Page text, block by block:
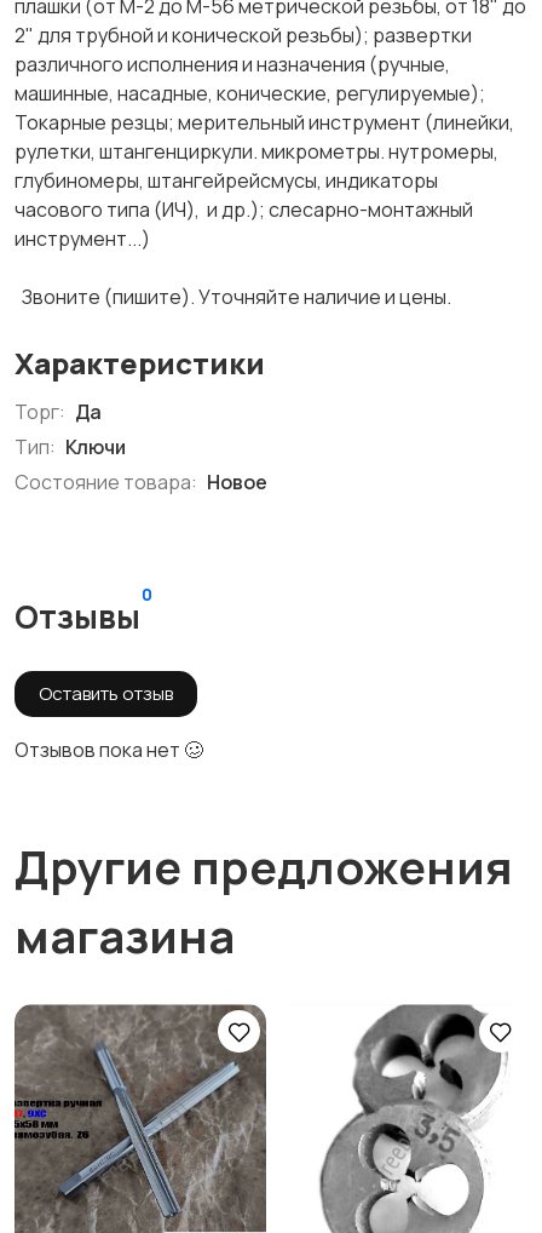
плашки (от М-2 до М-56 метрической резьбы, от 18" до
2" для трубной и конической резьбы); развертки
различного исполнения и назначения (ручные,
машинные, насадные, конические, регулируемые);
Токарные резцы; мерительный инструмент (линейки,
рулетки, штангенциркули. микрометры. нутромеры,
глубиномеры, штангейрейсмусы, индикаторы
часового типа (ИЧ), и др.); слесарно-монтажный
инструмент...)
Звоните (пишите). Уточняйте наличие и цены.
Характеристики
Торг: Да
Тип: Ключи
Состояние товара: Новое
Отзывы
0
Оставить отзыв
Отзывов пока нет 🥴
Другие предложения
магазина